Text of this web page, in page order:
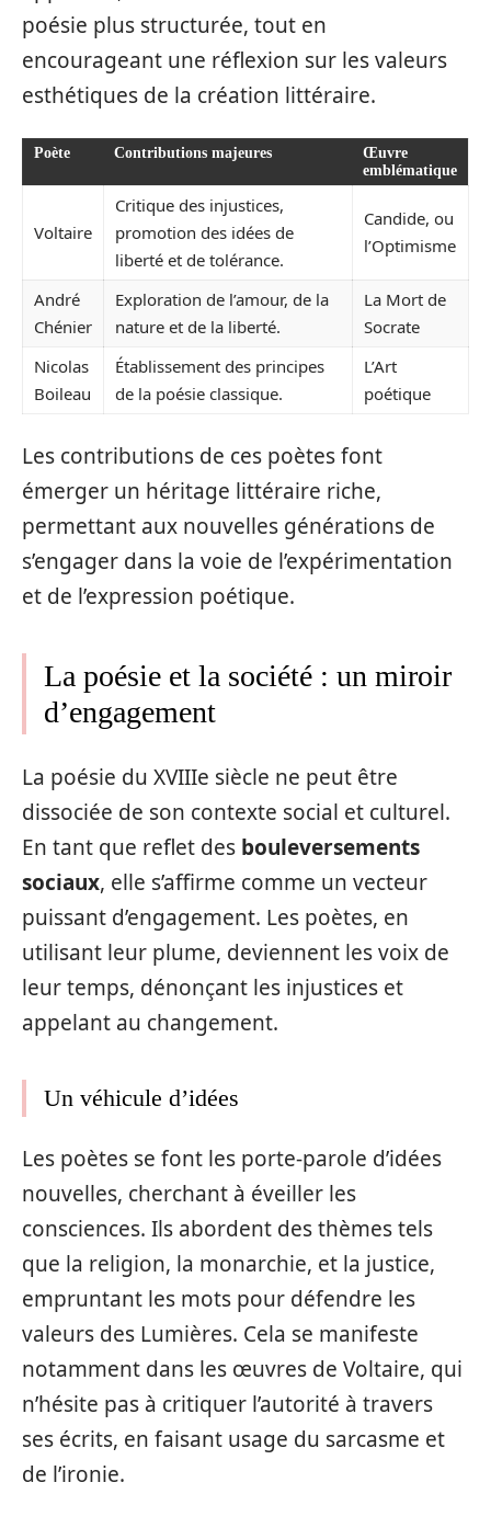
poésie plus structurée, tout en
encourageant une réflexion sur les valeurs
esthétiques de la création littéraire.
Poète Contributions majeures
Œuvre
emblématique
Voltaire
Critique des injustices,
promotion des idées de
liberté et de tolérance.
Candide, ou
l’Optimisme
André
Chénier
Exploration de l’amour, de la
nature et de la liberté.
La Mort de
Socrate
Nicolas
Boileau
Établissement des principes
de la poésie classique.
L’Art
poétique
Les contributions de ces poètes font
émerger un héritage littéraire riche,
permettant aux nouvelles générations de
s’engager dans la voie de l’expérimentation
et de l’expression poétique.
La poésie et la société : un miroir
d’engagement
La poésie du XVIIIe siècle ne peut être
dissociée de son contexte social et culturel.
En tant que reflet des bouleversements
sociaux, elle s’affirme comme un vecteur
puissant d’engagement. Les poètes, en
utilisant leur plume, deviennent les voix de
leur temps, dénonçant les injustices et
appelant au changement.
Un véhicule d’idées
Les poètes se font les porte-parole d’idées
nouvelles, cherchant à éveiller les
consciences. Ils abordent des thèmes tels
que la religion, la monarchie, et la justice,
empruntant les mots pour défendre les
valeurs des Lumières. Cela se manifeste
notamment dans les œuvres de Voltaire, qui
n’hésite pas à critiquer l’autorité à travers
ses écrits, en faisant usage du sarcasme et
de l’ironie.